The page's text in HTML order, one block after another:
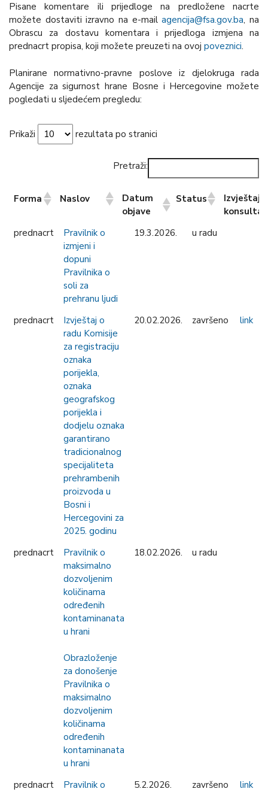
Pisane komentare ili prijedloge na predložene nacrte
možete dostaviti izravno na e-mailagencija@fsa.gov.ba, na
Obrascu za dostavu komentara i prijedloga izmjena na
prednacrt propisa, koji možete preuzeti na ovoj poveznici.
Planirane normativno-pravne poslove iz djelokruga rada
Agencije za sigurnost hrane Bosne i Hercegovine možete
pogledati u sljedećem pregledu:
Prikaži rezultata po stranici
Pretraži:
Forma Naslov
Datum
objave
Status
Izvještaj o
Forma
Naslov
Datum
Status
prednacrt
Pravilnik o
izmjeni i
dopuni
Pravilnika o
soli za
prehranu ljudi
19.3.2026. u radu
prednacrt
Izvještaj o
radu Komisije
za registraciju
oznaka
porijekla,
oznaka
geografskog
porijekla i
dodjelu oznaka
garantirano
tradicionalnog
specijaliteta
prehrambenih
proizvoda u
Bosni i
Hercegovini za
2025. godinu
20.02.2026. završeno link
prednacrt
Pravilnik o
maksimalno
dozvoljenim
količinama
određenih
kontaminanata
u hrani
Obrazloženje
za donošenje
Pravilnika o
maksimalno
dozvoljenim
količinama
određenih
kontaminanata
u hrani
18.02.2026. u radu
prednacrt Pravilnik o 5.2.2026. završeno link